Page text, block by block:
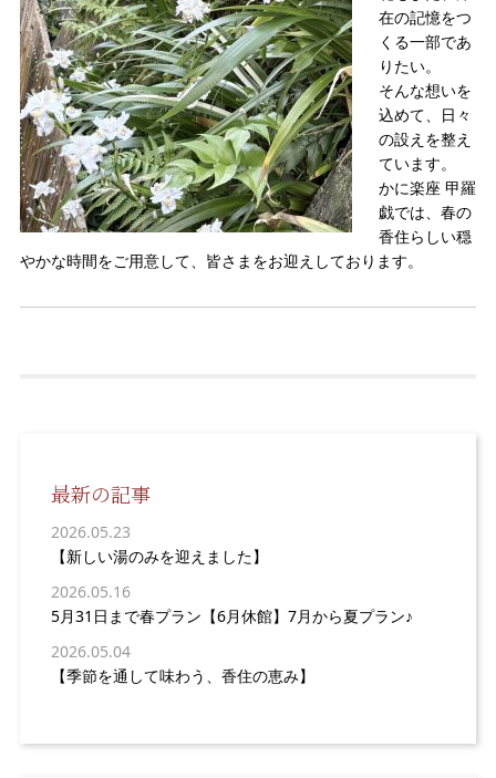
在の記憶をつ
くる一部であ
りたい。
そんな想いを
込めて、日々
の設えを整え
ています。
かに楽座 甲羅
戯では、春の
香住らしい穏
やかな時間をご用意して、皆さまをお迎えしております。
最新の記事
2026.05.23
【新しい湯のみを迎えました】
2026.05.16
5月31日まで春プラン【6月休館】7月から夏プラン♪
2026.05.04
【季節を通して味わう、香住の恵み】